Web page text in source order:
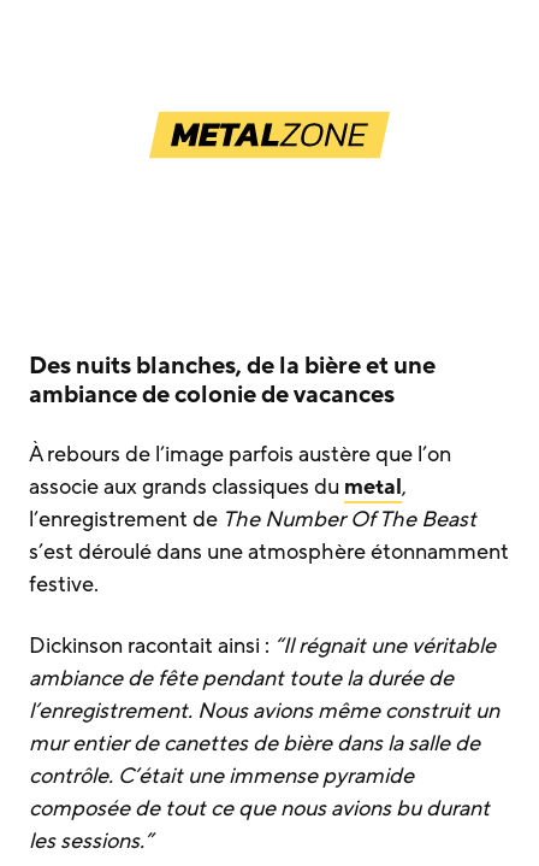
Des nuits blanches, de la bière et une
ambiance de colonie de vacances
À rebours de l’image parfois austère que l’on
associe aux grands classiques du metal,
l’enregistrement de The Number Of The Beast
s’est déroulé dans une atmosphère étonnamment
festive.
Dickinson racontait ainsi : “Il régnait une véritable
ambiance de fête pendant toute la durée de
l’enregistrement. Nous avions même construit un
mur entier de canettes de bière dans la salle de
contrôle. C’était une immense pyramide
composée de tout ce que nous avions bu durant
les sessions.”